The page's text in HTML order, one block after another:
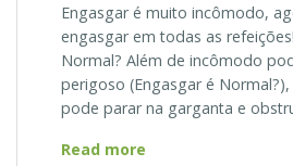
Engasgar é muito incômodo,
engasgar em todas as
Normal? Além de incômodo
perigoso (Engasgar é
pode parar na garganta e
Read more